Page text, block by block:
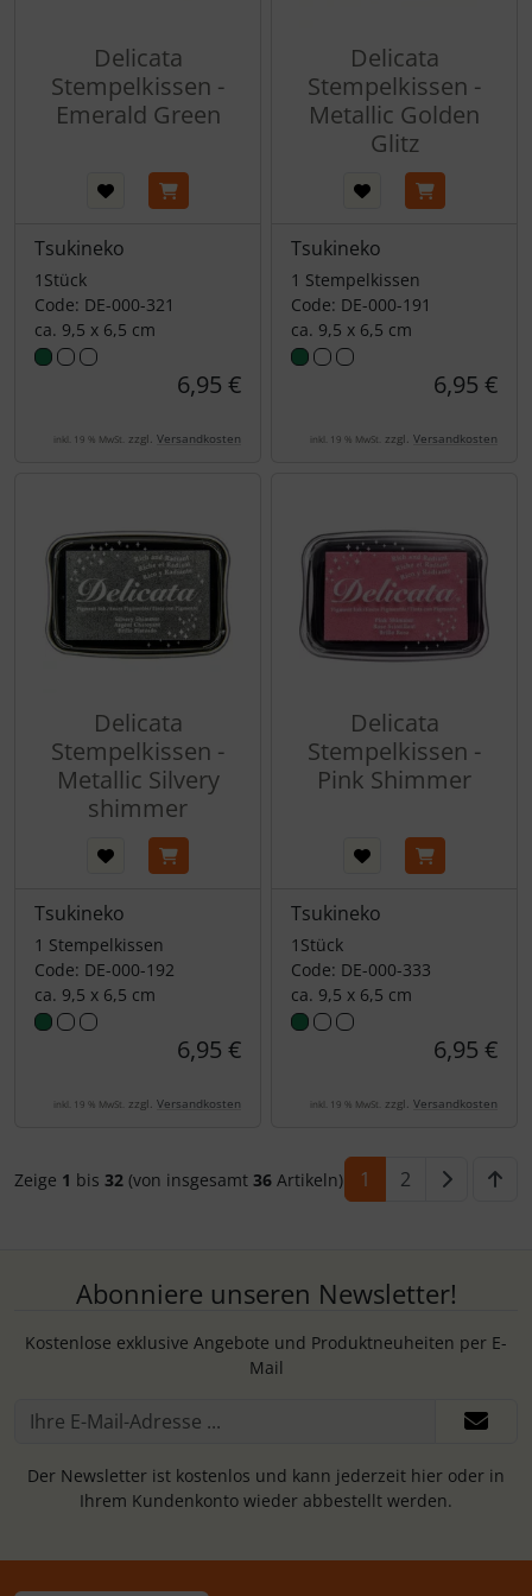
Delicata
Stempelkissen -
Emerald Green
Tsukineko
1Stück
Code: DE-000-321
ca. 9,5 x 6,5 cm
6,95 €
inkl. 19 % MwSt. zzgl. Versandkosten
Delicata
Stempelkissen -
Metallic Golden
Glitz
Tsukineko
1 Stempelkissen
Code: DE-000-191
ca. 9,5 x 6,5 cm
6,95 €
inkl. 19 % MwSt. zzgl. Versandkosten
Delicata
Stempelkissen -
Metallic Silvery
shimmer
Tsukineko
1 Stempelkissen
Code: DE-000-192
ca. 9,5 x 6,5 cm
6,95 €
inkl. 19 % MwSt. zzgl. Versandkosten
Delicata
Stempelkissen -
Pink Shimmer
Tsukineko
1Stück
Code: DE-000-333
ca. 9,5 x 6,5 cm
6,95 €
inkl. 19 % MwSt. zzgl. Versandkosten
Zeige 1 bis32 (von insgesamt36 Artikeln) 1 2
Abonniere unseren Newsletter!
Kostenlose exklusive Angebote und Produktneuheiten per E-
Mail
Der Newsletter ist kostenlos und kann jederzeit hier oder in
Ihrem Kundenkonto wieder abbestellt werden.